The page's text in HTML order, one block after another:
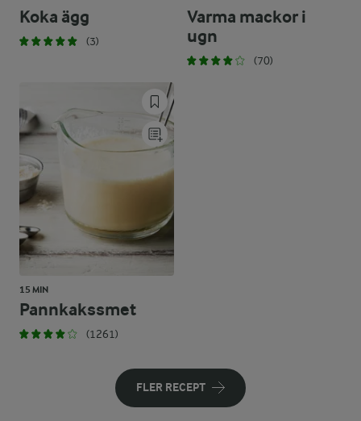
Koka ägg
(3)
Varma mackor i
ugn
(70)
15 MIN
Pannkakssmet
(1261)
FLER RECEPT